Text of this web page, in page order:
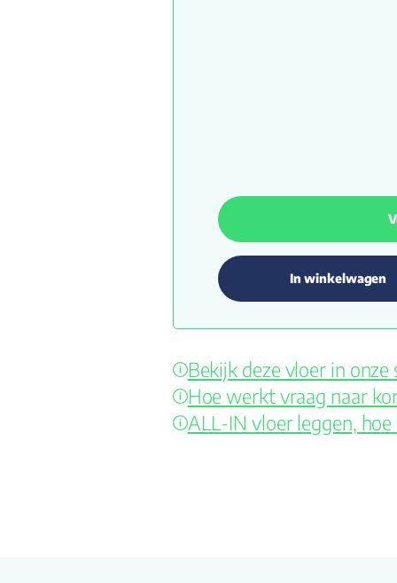
In winkelwagen
Bekijk deze vloer in
Hoe werkt vraag naar
ALL-IN vloer leggen,